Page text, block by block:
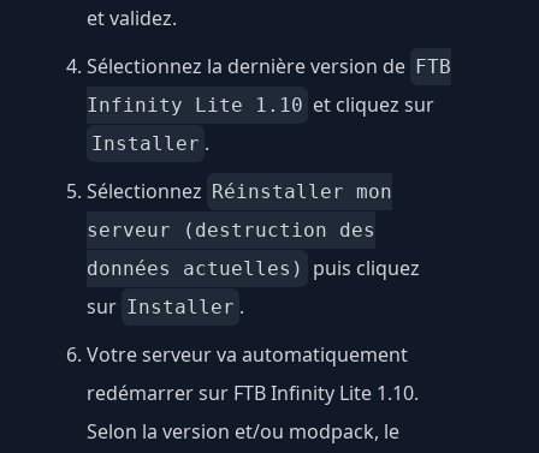
et validez.
Sélectionnez la dernière version de FTB
Infinity Lite 1.10 et cliquez sur
Installer .
Sélectionnez Réinstaller mon
serveur (destruction des
données actuelles)
puis cliquez
sur Installer .
Votre serveur va automatiquement
redémarrer sur FTB Infinity Lite 1.10.
Selon la version et/ou modpack, le